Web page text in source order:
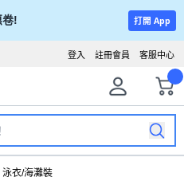
卷! 打開 App
客服中心
註冊會員
登入
泳衣/海灘裝